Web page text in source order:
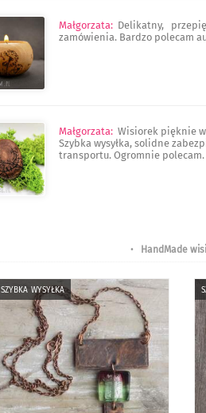
Małgorzata: Delikatny,
zamówienia. Bardzo polecam
Małgorzata: Wisiorek pięknie
Szybka wysyłka, solidne
transportu. Ogromnie polecam.
• HandMade
szybka wysyłka